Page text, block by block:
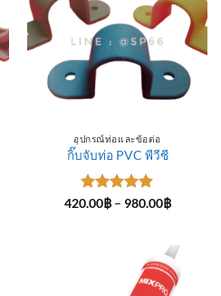
อุปกรณ์ท่อและข้อต่อ
กิ๊บจับท่อ PVC พีวีซี
ให้คะแนน
420.00฿ – 980.00฿Price
980.00฿